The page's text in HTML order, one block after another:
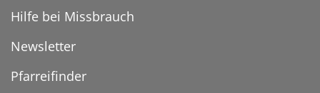
Hilfe bei Missbrauch
Newsletter
Pfarreifinder